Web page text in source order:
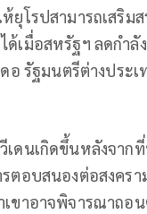
ยุโรปสามารถเสริมส
ด้เมื่อสหรัฐฯ ลดกำลั
อ รัฐมนตรีต่างประเ
เดนเกิดขึ้นหลังจาก
รตอบสนองต่อสงครา
ขาอาจพิจารณาถอ